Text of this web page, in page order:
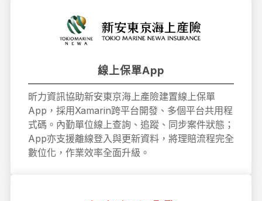
線上保單App
昕力資訊協助新安東京海上產險建置線上保單
App，採用Xamarin跨平台開發、多個平台共用程
式碼。內勤單位線上查詢、追蹤、同步案件狀態；
App亦支援離線登入與更新資料，將理賠流程完全
數位化，作業效率全面升級。